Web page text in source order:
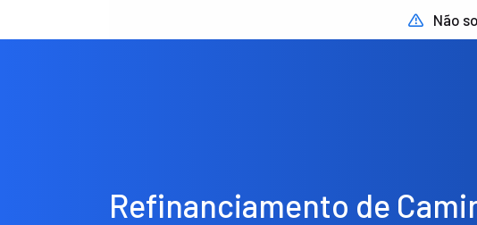
Não
Refinanciamento de